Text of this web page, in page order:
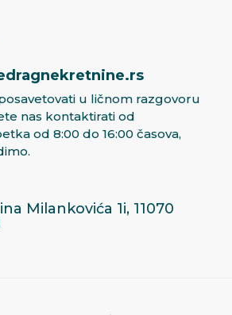
u ličnom razgovoru
nas kontaktirati od
od 8:00 do 16:00 časova,
Milankovića 1i, 11070